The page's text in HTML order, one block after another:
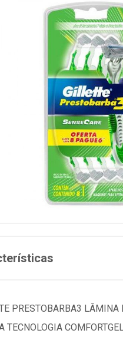
PRESTOBARBA3 LÂMINA
TECNOLOGIA